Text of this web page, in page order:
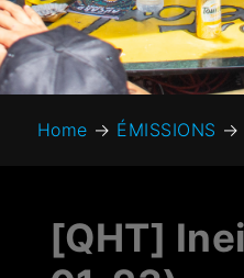
Home → ÉMISSIONS →
[QHT]